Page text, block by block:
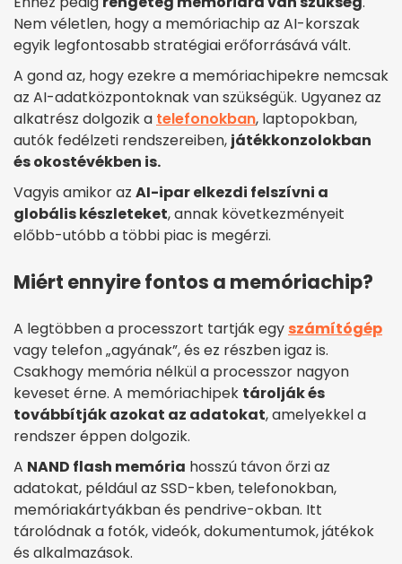
Nem véletlen, hogy a memóriachip az AI-korszak
egyik legfontosabb stratégiai erőforrásává vált.
A gond az, hogy ezekre a memóriachipekre nemcsak
az AI-adatközpontoknak van szükségük. Ugyanez az
alkatrész dolgozik a telefonokban, laptopokban,
autók fedélzeti rendszereiben, játékkonzolokban
és okostévékben is.
Vagyis amikor az AI-ipar elkezdi felszívni a
globális készleteket, annak következményeit
előbb-utóbb a többi piac is megérzi.
Miért ennyire fontos a memóriachip?
A legtöbben a processzort tartják egy számítógép
vagy telefon „agyának”, és ez részben igaz is.
Csakhogy memória nélkül a processzor nagyon
keveset érne. A memóriachipek tárolják és
továbbítják azokat az adatokat, amelyekkel a
rendszer éppen dolgozik.
A NAND flash memória hosszú távon őrzi az
adatokat, például az SSD-kben, telefonokban,
memóriakártyákban és pendrive-okban. Itt
tárolódnak a fotók, videók, dokumentumok, játékok
és alkalmazások.